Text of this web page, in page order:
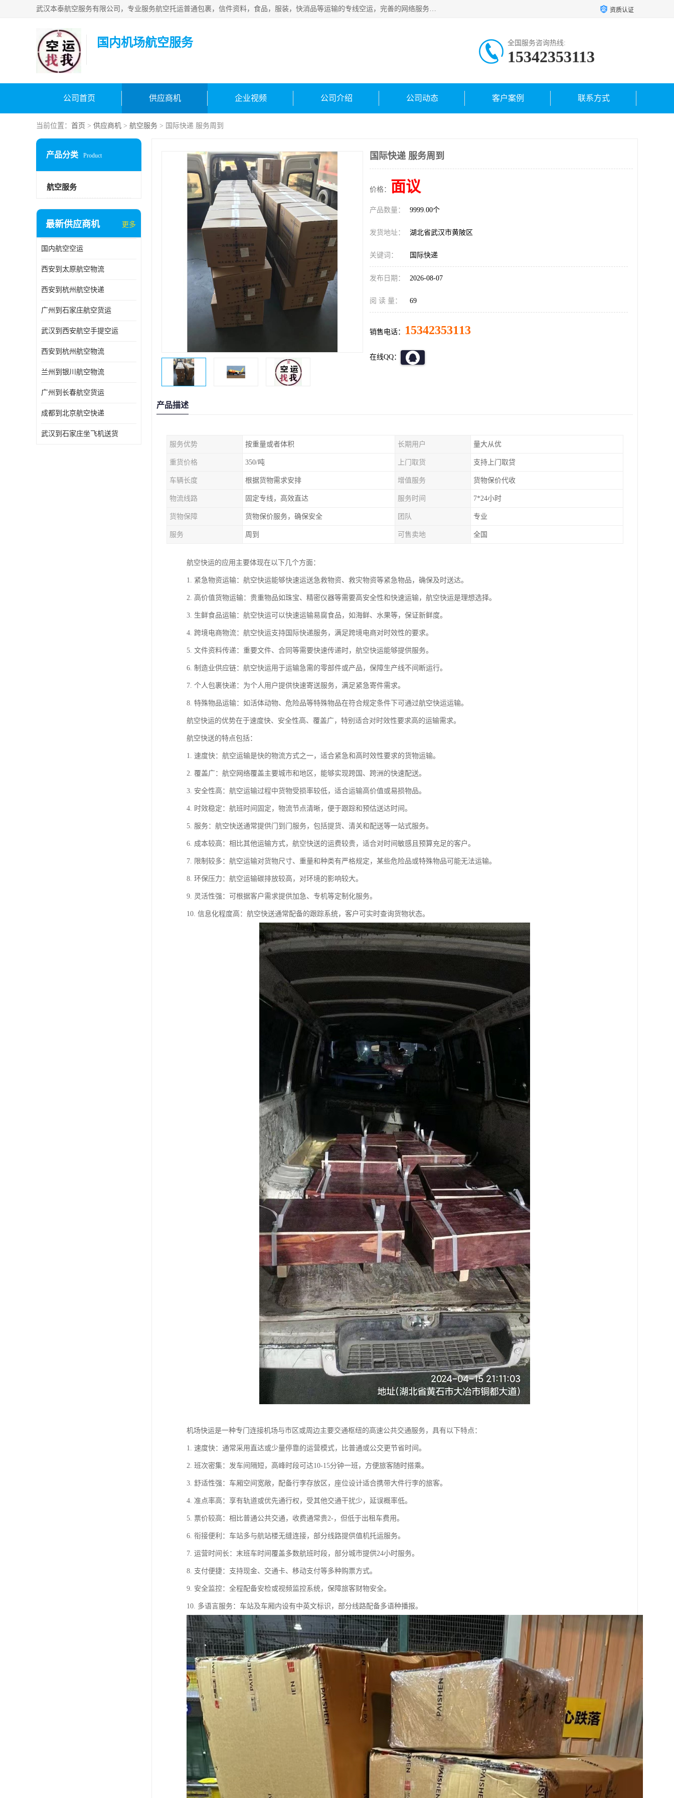
武汉本泰航空服务有限公司，专业服务航空托运普通包裹，信件资料，食品，服装，快消品等运输的专线空运，完善的网络服务确保为客户提供准确、*、安全的“门对门”服务，本着“诚信为本、精诚合作”的服务宗旨.“以安全运输为保障，以运价合理要求市场”的经营理念。武汉机场货运、武汉航空物流、武汉空运、武汉天河国际机场东方、南方、国际航空、机场空运业务覆盖国内二三线机场城市，如：武汉-敦煌、武汉-柳州等 资质认证
国内机场航空服务 全国服务咨询热线:
15342353113
公司首页 供应商机 企业视频 公司介绍 公司动态 客户案例 联系方式
当前位置： 首页 > 供应商机 > 航空服务 > 国际快递 服务周到
产品分类 Product
航空服务
最新供应商机 更多
国内航空空运
西安到太原航空物流
西安到杭州航空快递
广州到石家庄航空货运
武汉到西安航空手提空运
西安到杭州航空物流
兰州到银川航空物流
广州到长春航空货运
成都到北京航空快递
武汉到石家庄坐飞机送货
国际快递 服务周到
价格： 面议
产品数量： 9999.00个
发货地址： 湖北省武汉市黄陂区
关键词： 国际快递
发布日期： 2026-08-07
阅 读 量： 69
销售电话： 15342353113
在线QQ：
产品描述
服务优势 按重量或者体积 长期用户 量大从优
重货价格 350/吨 上门取货 支持上门取贷
车辆长度 根据货物需求安排 增值服务 货物保价代收
物流线路 固定专线，高效直达 服务时间 7*24小时
货物保障 货物保价服务，确保安全 团队 专业
服务 周到 可售卖地 全国
航空快运的应用主要体现在以下几个方面：
1. 紧急物资运输：航空快运能够快速运送急救物资、救灾物资等紧急物品，确保及时送达。
2. 高价值货物运输：贵重物品如珠宝、精密仪器等需要高安全性和快速运输，航空快运是理想选择。
3. 生鲜食品运输：航空快运可以快速运输易腐食品，如海鲜、水果等，保证新鲜度。
4. 跨境电商物流：航空快运支持国际快递服务，满足跨境电商对时效性的要求。
5. 文件资料传递：重要文件、合同等需要快速传递时，航空快运能够提供服务。
6. 制造业供应链：航空快运用于运输急需的零部件或产品，保障生产线不间断运行。
7. 个人包裹快递：为个人用户提供快速寄送服务，满足紧急寄件需求。
8. 特殊物品运输：如活体动物、危险品等特殊物品在符合规定条件下可通过航空快运运输。
航空快运的优势在于速度快、安全性高、覆盖广，特别适合对时效性要求高的运输需求。
航空快送的特点包括：
1. 速度快：航空运输是快的物流方式之一，适合紧急和高时效性要求的货物运输。
2. 覆盖广：航空网络覆盖主要城市和地区，能够实现跨国、跨洲的快速配送。
3. 安全性高：航空运输过程中货物受损率较低，适合运输高价值或易损物品。
4. 时效稳定：航班时间固定，物流节点清晰，便于跟踪和预估送达时间。
5. 服务：航空快送通常提供门到门服务，包括提货、清关和配送等一站式服务。
6. 成本较高：相比其他运输方式，航空快送的运费较贵，适合对时间敏感且预算充足的客户。
7. 限制较多：航空运输对货物尺寸、重量和种类有严格规定，某些危险品或特殊物品可能无法运输。
8. 环保压力：航空运输碳排放较高，对环境的影响较大。
9. 灵活性强：可根据客户需求提供加急、专机等定制化服务。
10. 信息化程度高：航空快送通常配备的跟踪系统，客户可实时查询货物状态。
机场快运是一种专门连接机场与市区或周边主要交通枢纽的高速公共交通服务，具有以下特点：
1. 速度快：通常采用直达或少量停靠的运营模式，比普通或公交更节省时间。
2. 班次密集：发车间隔短，高峰时段可达10-15分钟一班，方便旅客随时搭乘。
3. 舒适性强：车厢空间宽敞，配备行李存放区，座位设计适合携带大件行李的旅客。
4. 准点率高：享有轨道或优先通行权，受其他交通干扰少，延误概率低。
5. 票价较高：相比普通公共交通，收费通常贵2-，但低于出租车费用。
6. 衔接便利：车站多与航站楼无缝连接，部分线路提供值机托运服务。
7. 运营时间长：末班车时间覆盖多数航班时段，部分城市提供24小时服务。
8. 支付便捷：支持现金、交通卡、移动支付等多种购票方式。
9. 安全监控：全程配备安检或视频监控系统，保障旅客财物安全。
10. 多语言服务：车站及车厢内设有中英文标识，部分线路配备多语种播报。